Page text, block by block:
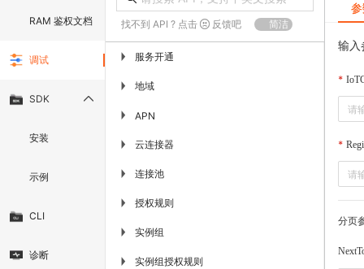
RAM 鉴权文档
调试
SDK
安装
示例
CLI
诊断
找不到 API ? 点击 反馈吧 简洁
▶ 服务开通
▶ 地域
▶ APN
▶ 云连接器
▶ 连接池
▶ 授权规则
▶ 实例组
▶ 实例组授权规则
输入
分页